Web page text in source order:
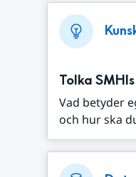
Tolka
Vad betyder
och hur ska